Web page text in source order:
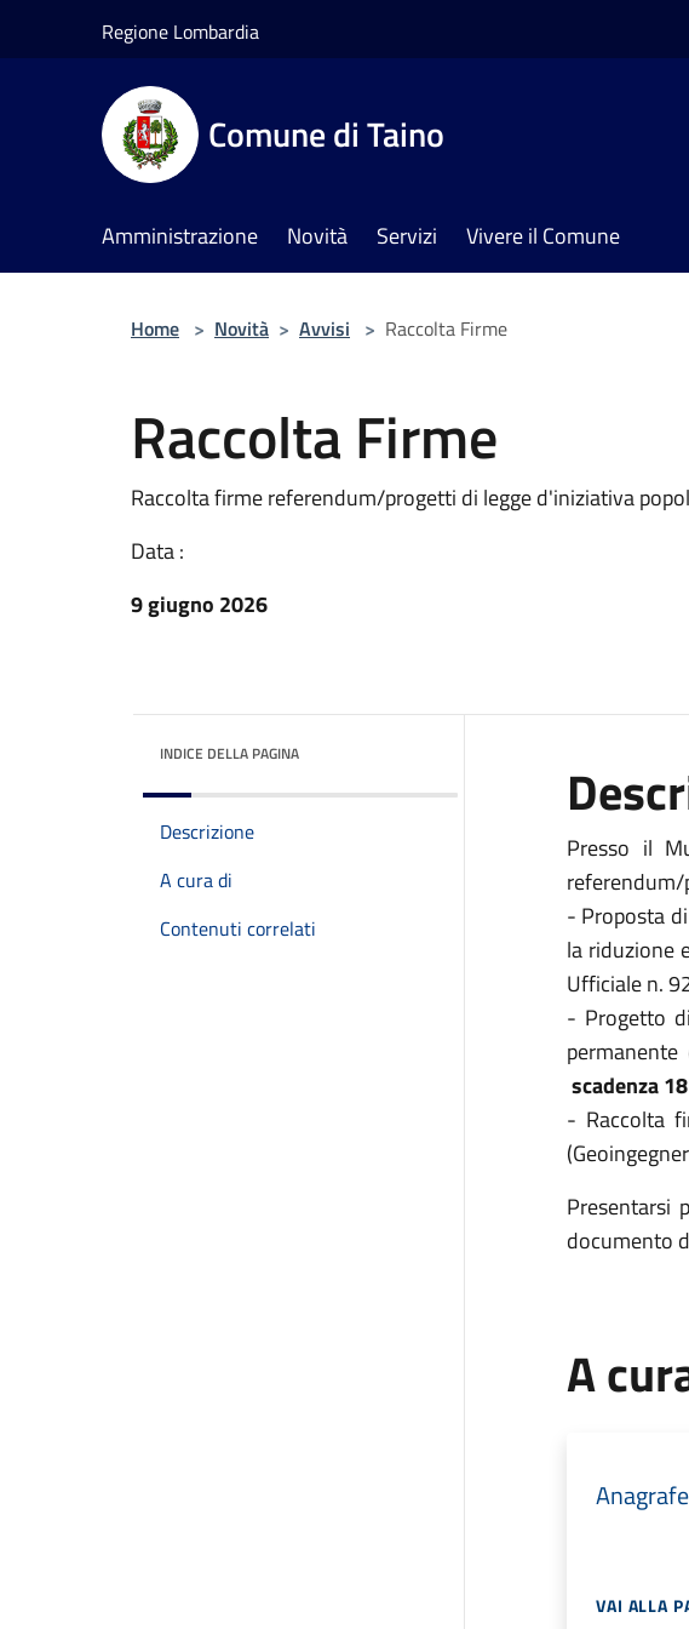
Regione Lombardia
Comune di Taino
Amministrazione Novità Servizi Vivere il Comune
Home > Novità > Avvisi > Raccolta Firme
Raccolta Firme
Raccolta firme referendum/progetti di legge d'iniziativa
Data :
9 giugno 2026
INDICE DELLA PAGINA
Descrizione
A cura di
Contenuti correlati
Presso il
referendum/
- Proposta
la riduzione
Ufficiale n.
- Progetto
scadenza
- Raccolta
Presentarsi
documento
A
Anagrafe
VAI ALLA